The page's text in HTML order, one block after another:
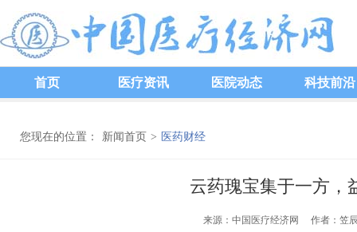
首页 医疗资讯 医院动态 科技前沿
您现在的位置： 新闻首页 > 医药财经
云药瑰宝集于一方，
来源：中国医疗经济网 作者：